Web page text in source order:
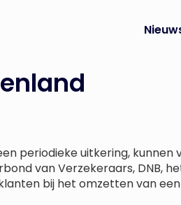
periodieke uitkering,
van Verzekeraars, DNB,
bij het omzetten van